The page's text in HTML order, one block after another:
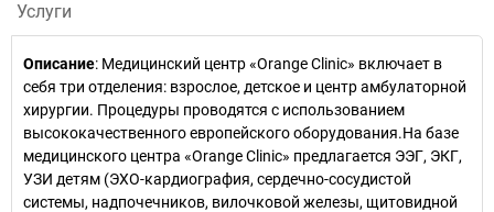
Услуги
Описание: Медицинский центр «Orange Clinic» включает в
себя три отделения: взрослое, детское и центр амбулаторной
хирургии. Процедуры проводятся с использованием
высококачественного европейского оборудования.На базе
медицинского центра «Orange Clinic» предлагается ЭЭГ, ЭКГ,
УЗИ детям (ЭХО-кардиография, сердечно-сосудистой
системы, надпочечников, вилочковой железы, щитовидной